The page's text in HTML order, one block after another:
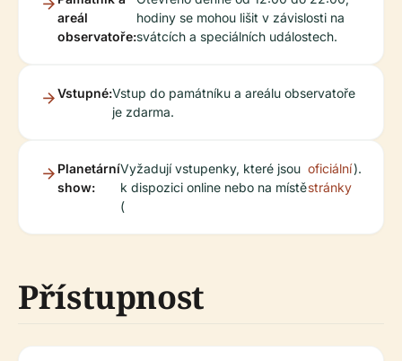
areál
observatoře:
hodiny se mohou lišit v závislosti na
svátcích a speciálních událostech.
Vstupné:Vstup do památníku a areálu observatoře
je zdarma.
Planetární
show:
Vyžadují vstupenky, které jsou
k dispozici online nebo na místě
(
oficiální
stránky
).
Přístupnost